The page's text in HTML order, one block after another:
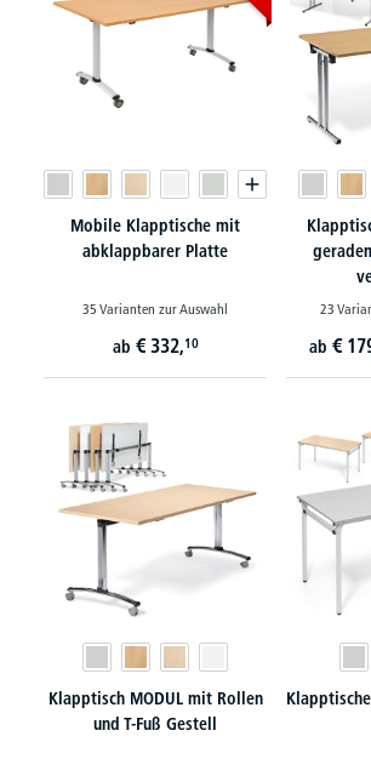
Mobile Klapptische mit
abklappbarer Platte
35 Varianten zur Auswahl
ab € 332,10
23
ab €
Klapptisch MODUL mit Rollen
und T-Fuß Gestell